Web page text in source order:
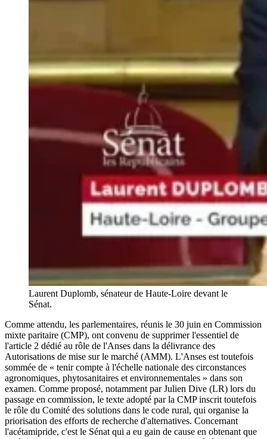
Laurent Duplomb, sénateur de Haute-Loire devant le
Sénat.
Comme attendu, les parlementaires, réunis le 30 juin en Commission
mixte paritaire (CMP), ont convenu de supprimer l'essentiel de
l'article 2 dédié au rôle de l'Anses dans la délivrance des
Autorisations de mise sur le marché (AMM). L'Anses est toutefois
sommée de « tenir compte à l'échelle nationale des circonstances
agronomiques, phytosanitaires et environnementales » dans son
examen. Comme proposé, notamment par Julien Dive (LR) lors du
passage en commission, le texte adopté par la CMP inscrit toutefois
le rôle du Comité des solutions dans le code rural, qui organise la
priorisation des efforts de recherche d'alternatives. Concernant
l'acétamipride, c'est le Sénat qui a eu gain de cause en obtenant que